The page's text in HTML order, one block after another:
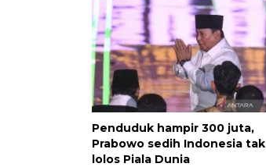
Penduduk hampir 300 juta,
Prabowo sedih Indonesia tak
lolos Piala Dunia